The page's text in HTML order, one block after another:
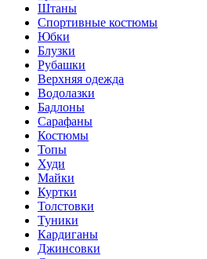
Штаны
Спортивные костюмы
Юбки
Блузки
Рубашки
Верхняя одежда
Водолазки
Бадлоны
Сарафаны
Костюмы
Топы
Худи
Майки
Куртки
Толстовки
Туники
Кардиганы
Джинсовки